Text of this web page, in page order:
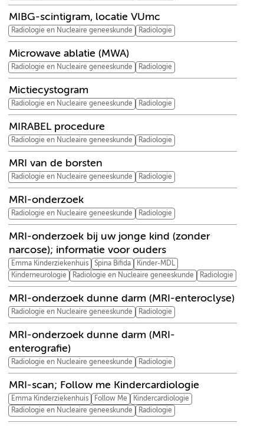
MIBG-scintigram, locatie VUmc
Radiologie en Nucleaire geneeskunde Radiologie
Microwave ablatie (MWA)
Radiologie en Nucleaire geneeskunde Radiologie
Mictiecystogram
Radiologie en Nucleaire geneeskunde Radiologie
MIRABEL procedure
Radiologie en Nucleaire geneeskunde Radiologie
MRI van de borsten
Radiologie en Nucleaire geneeskunde Radiologie
MRI-onderzoek
Radiologie en Nucleaire geneeskunde Radiologie
MRI-onderzoek bij uw jonge kind (zonder
narcose); informatie voor ouders
Emma Kinderziekenhuis Spina Bifida
Kinder-MDL
Kinderneurologie
Radiologie en Nucleaire geneeskunde Radiologie
MRI-onderzoek dunne darm (MRI-enteroclyse)
Radiologie en Nucleaire geneeskunde Radiologie
MRI-onderzoek dunne darm (MRI-
enterografie)
Radiologie en Nucleaire geneeskunde Radiologie
MRI-scan; Follow me Kindercardiologie
Emma Kinderziekenhuis Follow Me
Kindercardiologie
Radiologie en Nucleaire geneeskunde
Radiologie